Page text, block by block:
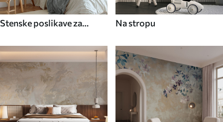
Stenske poslikave za
Na stropu